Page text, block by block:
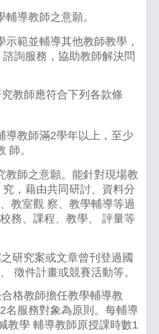
輔導教師之意願。
示範並輔導其他教師教學，
詢服務，協助教師解決問
究教師應符合下列各款條
導教師滿2學年以上，至少
師。
教師之意願。能針對現場教
，藉由共同研討、資料分
教室觀 察、教學輔導等過
務、課程、教學、 評量等
研究案或文章曾刊登過國
徵件計畫或競賽活動等。
格教師擔任教學輔導教
名服務對象為原則。每輔導
教學 輔導教師原授課時數1